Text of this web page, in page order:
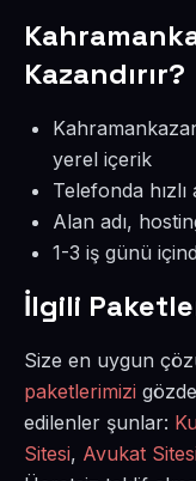
Kazandırır?
yerel içerik
Telefonda
Alan adı,
1-3 iş günü
İlgili
Size en uygun
paketlerimizi
edilenler şunlar:
Sitesi, Avukat